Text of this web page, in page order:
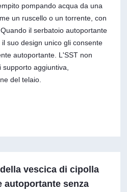
pompando acqua da una
un ruscello o un torrente, con
il serbatoio autoportante
suo design unico gli consente
autoportante. L'SST non
aggiuntiva,
del telaio.
vescica di cipolla
autoportante senza